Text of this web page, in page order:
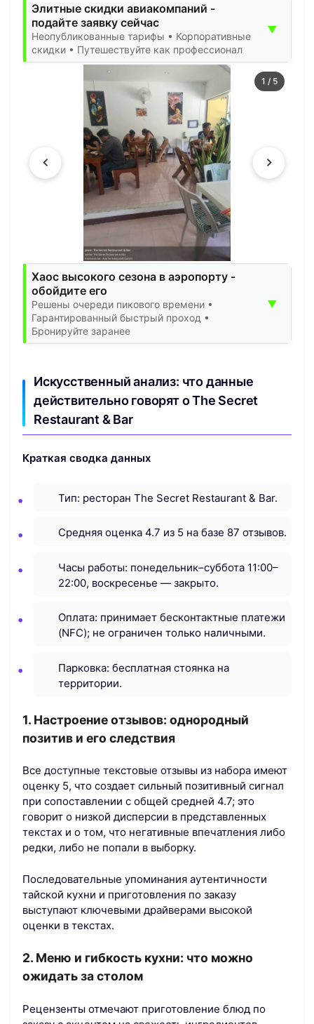
Элитные скидки авиакомпаний -
подайте заявку сейчас
Неопубликованные тарифы • Корпоративные
скидки • Путешествуйте как профессионал
▼
1 / 5
Хаос высокого сезона в аэропорту -
обойдите его
Решены очереди пикового времени •
Гарантированный быстрый проход •
Бронируйте заранее
▼
Искусственный анализ: что данные
действительно говорят о The Secret
Restaurant & Bar
Краткая сводка данных
Тип: ресторан The Secret Restaurant & Bar.
Средняя оценка 4.7 из 5 на базе 87 отзывов.
Часы работы: понедельник–суббота 11:00–
22:00, воскресенье — закрыто.
Оплата: принимает бесконтактные платежи
(NFC); не ограничен только наличными.
Парковка: бесплатная стоянка на
территории.
1. Настроение отзывов: однородный
позитив и его следствия
Все доступные текстовые отзывы из набора имеют
оценку 5, что создает сильный позитивный сигнал
при сопоставлении с общей средней 4.7; это
говорит о низкой дисперсии в представленных
текстах и о том, что негативные впечатления либо
редки, либо не попали в выборку.
Последовательные упоминания аутентичности
тайской кухни и приготовления по заказу
выступают ключевыми драйверами высокой
оценки в текстах.
2. Меню и гибкость кухни: что можно
ожидать за столом
Рецензенты отмечают приготовление блюд по